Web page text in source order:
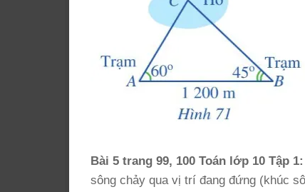
Bài 5 trang 99, 100 Toán lớp 10 Tập 1:
sông chảy qua vị trí đang đứng (khúc